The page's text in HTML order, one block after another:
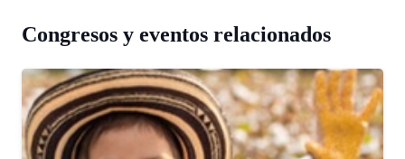
Congresos y eventos relacionados